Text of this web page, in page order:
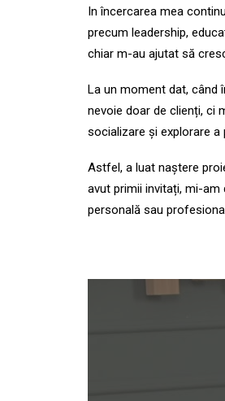
In încercarea mea
precum leadership,
chiar m-au ajutat să
La un moment dat, când
nevoie doar de clienți, ci
socializare și explorare a
Astfel, a luat naștere
avut primii invitați, mi-
personală sau